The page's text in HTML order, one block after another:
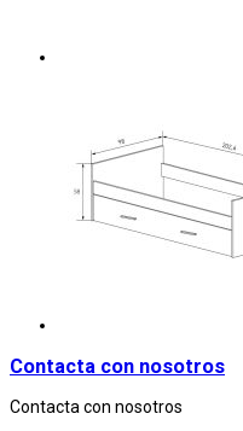
Contacta con nosotros
Contacta con nosotros